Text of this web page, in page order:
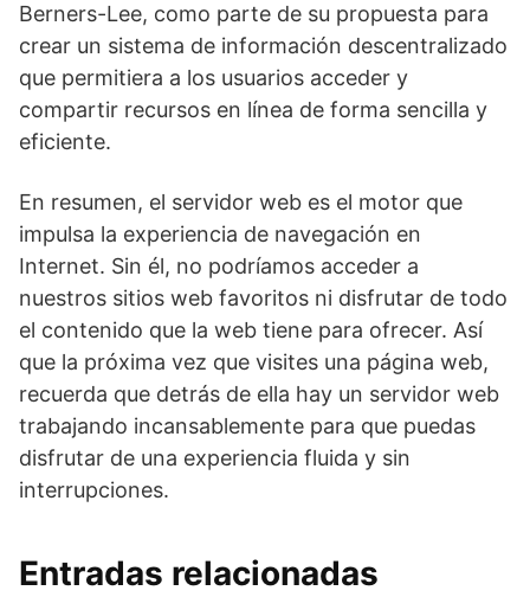
Berners-Lee, como parte de su propuesta para
crear un sistema de información descentralizado
que permitiera a los usuarios acceder y
compartir recursos en línea de forma sencilla y
eficiente.
En resumen, el servidor web es el motor que
impulsa la experiencia de navegación en
Internet. Sin él, no podríamos acceder a
nuestros sitios web favoritos ni disfrutar de todo
el contenido que la web tiene para ofrecer. Así
que la próxima vez que visites una página web,
recuerda que detrás de ella hay un servidor web
trabajando incansablemente para que puedas
disfrutar de una experiencia fluida y sin
interrupciones.
Entradas relacionadas